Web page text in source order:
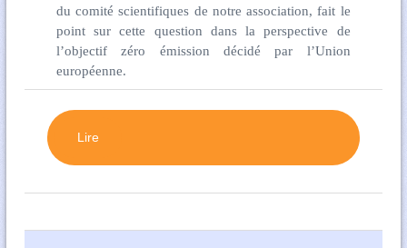
du comité scientifiques de notre association, fait le
point sur cette question dans la perspective de
l’objectif zéro émission décidé par l’Union
européenne.
Lire